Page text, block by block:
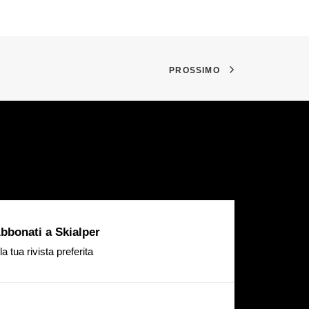
PROSSIMO
a Skialper
la tua rivista preferita